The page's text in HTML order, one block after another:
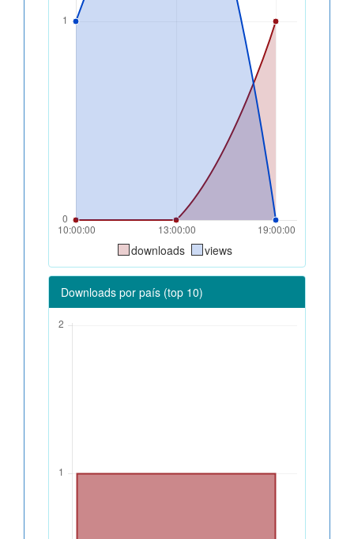
downloads views
Downloads por país (top 10)